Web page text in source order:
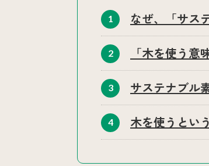
1 なぜ、「サス
2 「木を使う意
3 サステナブル
4 木を使うとい